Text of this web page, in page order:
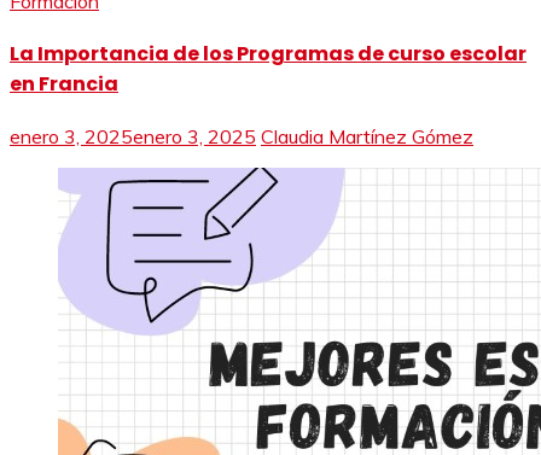
La Importancia de los Programas de curso escolar
en Francia
enero 3, 2025enero 3, 2025 Claudia Martínez Gómez